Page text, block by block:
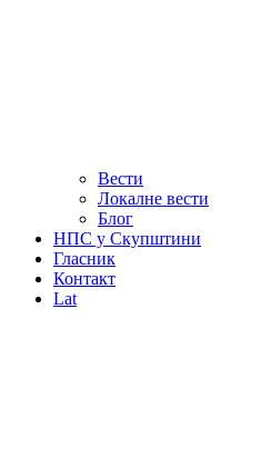
Вести
Локалне вести
Блог
НПС у Скупштини
Гласник
Контакт
Lat